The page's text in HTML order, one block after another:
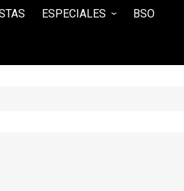
ESPECIALES
100 ENTRADAS
BSO